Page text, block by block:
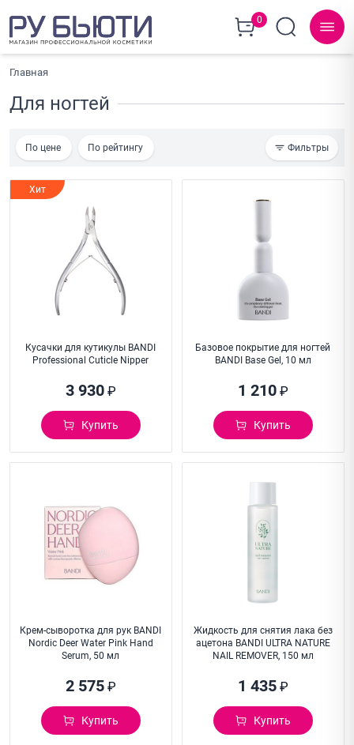
0
Главная
Для ногтей
По цене По рейтингу Фильтры
Хит
Кусачки для кутикулы BANDI
Professional Cuticle Nipper
3 930₽
Купить
Базовое покрытие для ногтей
BANDI Base Gel, 10 мл
1 210₽
Купить
Крем-сыворотка для рук BANDI
Nordic Deer Water Pink Hand
Serum, 50 мл
2 575₽
Купить
Жидкость для снятия лака без
ацетона BANDI ULTRA NATURE
NAIL REMOVER, 150 мл
1 435₽
Купить